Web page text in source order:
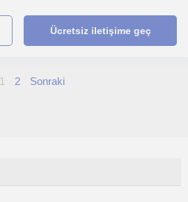
Ücretsiz iletişime geç
1 2 Sonraki